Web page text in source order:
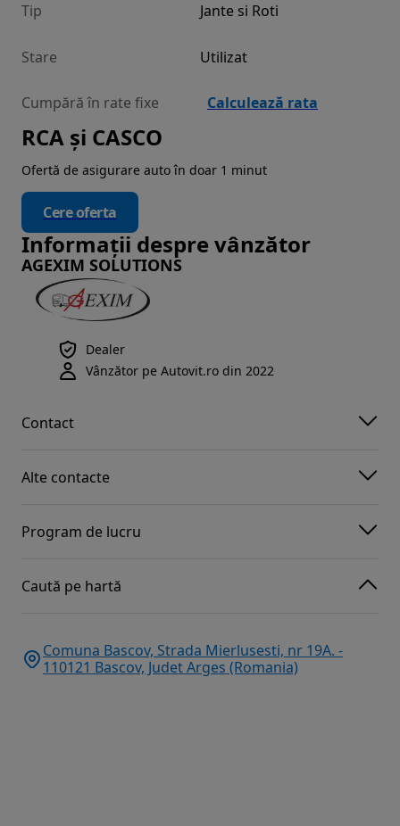
Tip Jante si Roti
Stare Utilizat
Cumpără în rate fixe Calculează rata
RCA și CASCO
Ofertă de asigurare auto în doar 1 minut
Cere oferta
Informații despre vânzător
AGEXIM SOLUTIONS
Dealer
Vânzător pe Autovit.ro din 2022
Contact
Alte contacte
Program de lucru
Caută pe hartă
Comuna Bascov, Strada Mierlusesti, nr 19A. -
110121 Bascov, Judet Arges (Romania)